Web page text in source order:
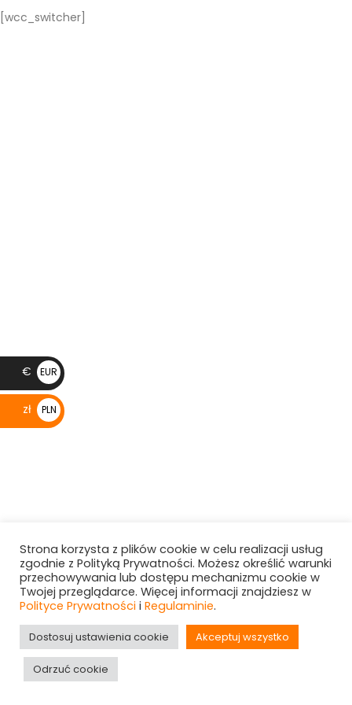
[wcc_switcher]
Strona korzysta z plików cookie w celu realizacji usług
zgodnie z Polityką Prywatności. Możesz określić warunki
przechowywania lub dostępu mechanizmu cookie w
Twojej przeglądarce. Więcej informacji znajdziesz w
Polityce Prywatności i Regulaminie.
Dostosuj ustawienia cookie Akceptuj wszystko
Odrzuć cookie
€
EUR
€
zł
PLN
zł